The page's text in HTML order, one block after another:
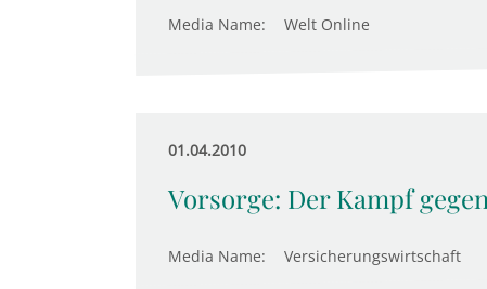
Media Name: Welt Online
01.04.2010
Vorsorge: Der Kampf
Media Name: Versicherungswirtschaft